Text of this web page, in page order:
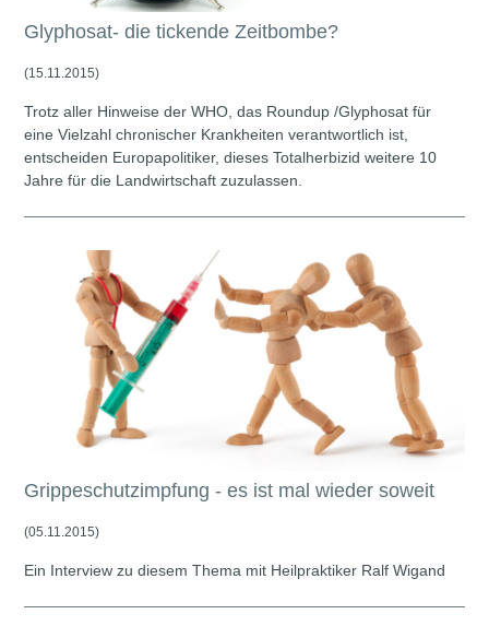
Glyphosat- die tickende Zeitbombe?
(15.11.2015)
Trotz aller Hinweise der WHO, das Roundup /Glyphosat für
eine Vielzahl chronischer Krankheiten verantwortlich ist,
entscheiden Europapolitiker, dieses Totalherbizid weitere 10
Jahre für die Landwirtschaft zuzulassen.
Grippeschutzimpfung - es ist mal wieder soweit
(05.11.2015)
Ein Interview zu diesem Thema mit Heilpraktiker Ralf Wigand